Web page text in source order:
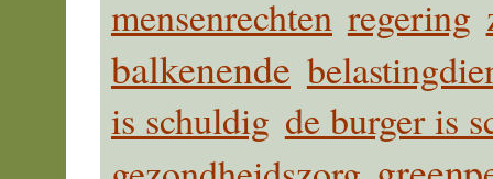
mensenrechten regering
balkenende
is schuldig de burger is